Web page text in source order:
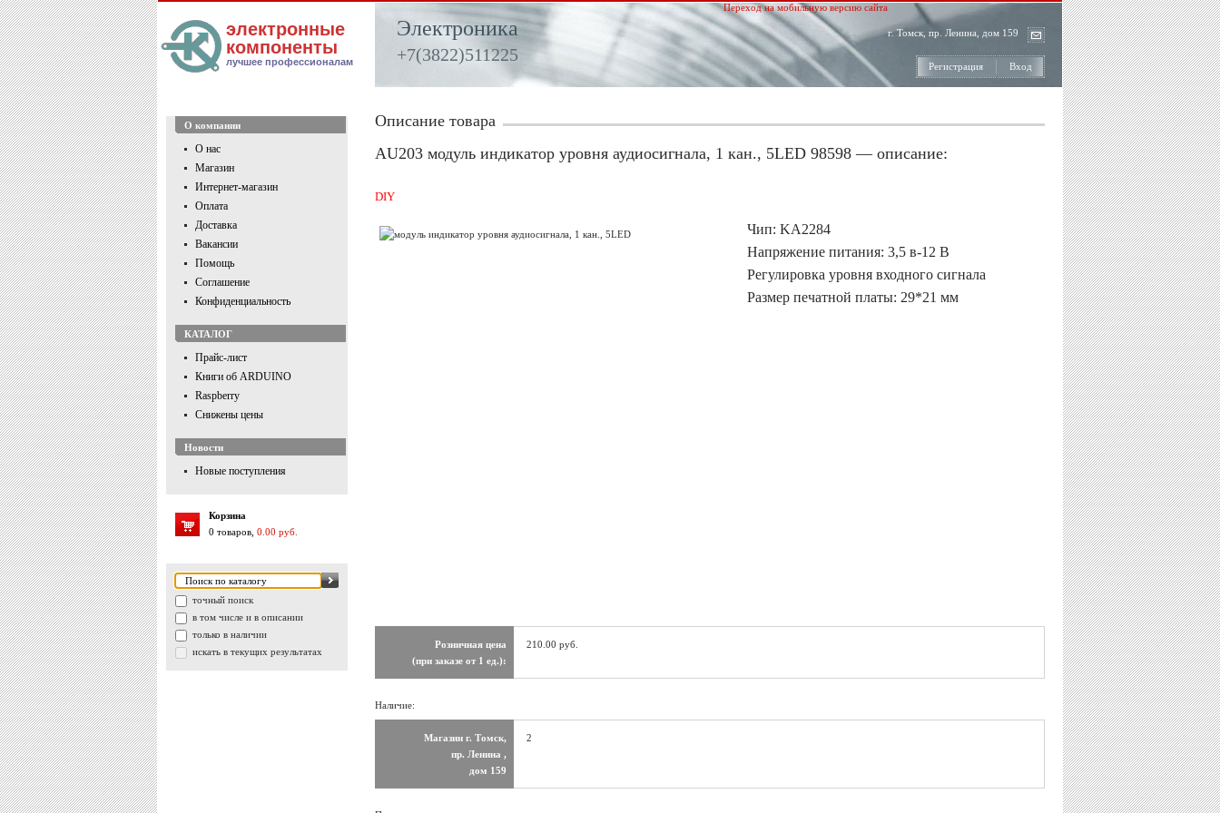
электронные
компоненты
лучшее профессионалам
Электроника
+7(3822)511225
Переход на мобильную версию сайта
г. Томск, пр. Ленина, дом 159
Регистрация Вход
О компании
О нас
Магазин
Интернет-магазин
Оплата
Доставка
Вакансии
Помощь
Соглашение
Конфиденциальность
КАТАЛОГ
Прайс-лист
Книги об ARDUINO
Raspberry
Снижены цены
Новости
Новые поступления
Корзина
0 товаров, 0.00 руб.
точный поиск
в том числе и в описании
только в наличии
искать в текущих результатах
Описание товара
AU203 модуль индикатор уровня аудиосигнала, 1 кан., 5LED 98598 — описание:
DIY
Чип: KA2284
Напряжение питания: 3,5 в-12 В
Регулировка уровня входного сигнала
Размер печатной платы: 29*21 мм
Розничная цена
(при заказе от 1 ед.):
210.00 руб.
Наличие:
Магазин г. Томск,
пр. Ленина ,
дом 159
2